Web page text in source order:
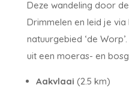
Deze wandeling door
Drimmelen en leid je
natuurgebied ‘de
uit een moeras- en
Aakvlaai (2.5 km)